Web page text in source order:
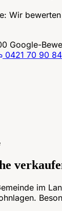
Wir
Google-
0421 70 90
im